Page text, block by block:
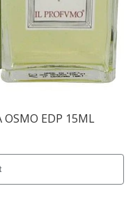
OSMO EDP 15ML